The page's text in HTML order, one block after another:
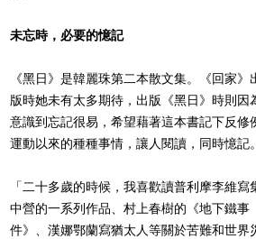
未忘時，必要的憶記
《黑日》是韓麗珠第二本散文集。《回家》
版時她未有太多期待，出版《黑日》時則因
意識到忘記很易，希望藉著這本書記下反修
運動以來的種種事情，讓人閱讀，同時憶記。
「二十多歲的時候，我喜歡讀普利摩李維寫
中營的一系列作品、村上春樹的《地下鐵事
件》、漢娜鄂蘭寫猶太人等關於苦難和世界